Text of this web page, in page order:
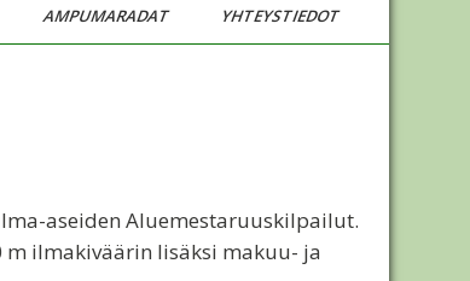
AMPUMARADAT YHTEYSTIEDOT
aseiden Aluemestaruuskilpailut.
ilmakiväärin lisäksi makuu- ja